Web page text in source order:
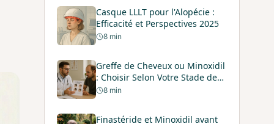
Casque LLLT pour l'Alopécie :
Efficacité et Perspectives 2025
8 min
Greffe de Cheveux ou Minoxidil
: Choisir Selon Votre Stade de
Calvitie
8 min
Finastéride et Minoxidil avant